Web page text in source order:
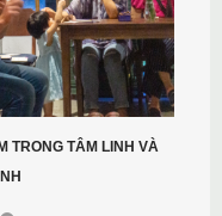
TRONG TÂM LINH VÀ